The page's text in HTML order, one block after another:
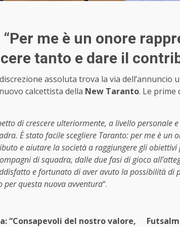
“Per me è un onore
tanto e dare il
assoluta trova la via dell’annuncio
calcettista della New Taranto. Le prime
di crescere ulteriormente, a livello personale
È stato facile scegliere Taranto: per me è un
e aiutare la società a raggiungere gli
di squadra, dalle due fasi di gioco
e fortunato di aver avuto la possibilità di
per questa nuova avventura“.
“Consapevoli del nostro valore,